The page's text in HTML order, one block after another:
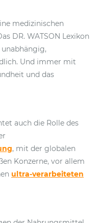
medizinischen
DR. WATSON Lexikon
Und immer mit
und das
auch die Rolle des
, mit der globalen
Konzerne, vor allem
ultra-verarbeiteten